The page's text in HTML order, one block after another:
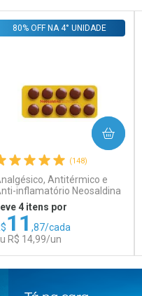
Comprar sem Desconto
Por R$ 106,99/cada
Comprar sem Desconto
Por R$ 106,99/cada
AOS FAVORITOS
(148)
Antitérmico e
inflamatório Neosaldina
+ 300mg + 30mg 10
80% OFF NA 4° UNIDADE
4 itens por
11 ,87/cada
R$ 14,99/un
COMPRAR